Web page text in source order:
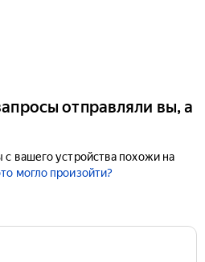
отправляли вы, а
вашего устройства похожи на
могло произойти?